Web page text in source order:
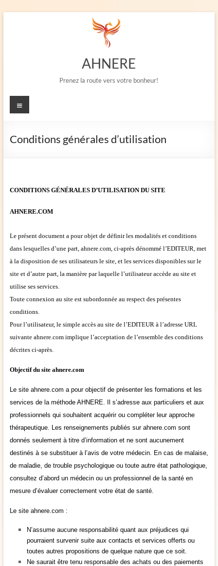
AHNERE
Prenez la route vers votre bonheur!
Menu
Conditions générales d’utilisation
CONDITIONS GÉNÉRALES D’UTILISATION DU SITE
AHNERE.COM
Le présent document a pour objet de définir les modalités et conditions
dans lesquelles d’une part, ahnere.com, ci-après dénommé l’EDITEUR, met
à la disposition de ses utilisateurs le site, et les services disponibles sur le
site et d’autre part, la manière par laquelle l’utilisateur accède au site et
utilise ses services.
Toute connexion au site est subordonnée au respect des présentes
conditions.
Pour l’utilisateur, le simple accès au site de l’EDITEUR à l’adresse URL
suivante ahnere.com implique l’acceptation de l’ensemble des conditions
décrites ci-après.
Objectif du site ahnere.com
Le site ahnere.com a pour objectif de présenter les formations et les
services de la méthode AHNERE. Il s’adresse aux particuliers et aux
professionnels qui souhaitent acquérir ou compléter leur approche
thérapeutique. Les renseignements publiés sur ahnere.com sont
donnés seulement à titre d’information et ne sont aucunement
destinés à se substituer à l’avis de votre médecin. En cas de malaise,
de maladie, de trouble psychologique ou toute autre état pathologique,
consultez d’abord un médecin ou un professionnel de la santé en
mesure d’évaluer correctement votre état de santé.
Le site ahnere.com :
N’assume aucune responsabilité quant aux préjudices qui
pourraient survenir suite aux contacts et services offerts ou
toutes autres propositions de quelque nature que ce soit.
Ne saurait être tenu responsable des achats ou des paiements